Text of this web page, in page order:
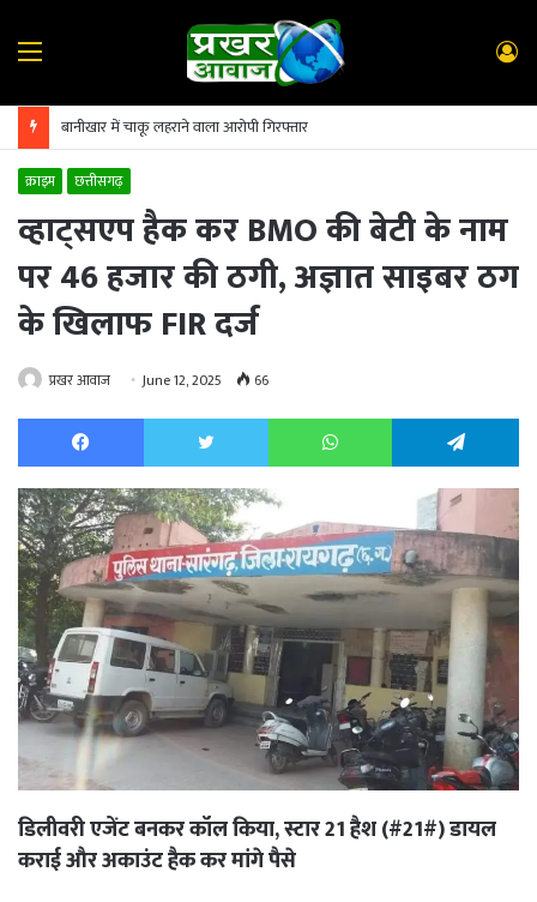
Menu
बानीखार में चाकू लहराने वाला आरोपी गिरफ्तार
क्राइम छत्तीसगढ़
व्हाट्सएप हैक कर BMO की बेटी के नाम
पर 46 हजार की ठगी, अज्ञात साइबर ठग
के खिलाफ FIR दर्ज
प्रखर आवाज June 12, 2025 66
Facebook Twitter WhatsApp
डिलीवरी एजेंट बनकर कॉल किया, स्टार 21 हैश (#21#) डायल
कराई और अकाउंट हैक कर मांगे पैसे